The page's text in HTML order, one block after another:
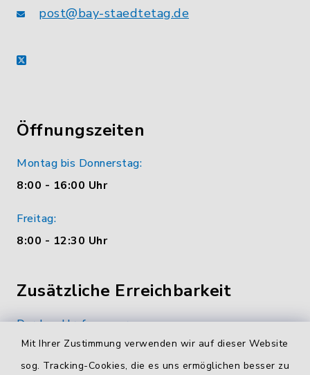
Mit Ihrer Zustimmung verwenden wir auf dieser Website
sog. Tracking-Cookies, die es uns ermöglichen besser zu
post@bay-staedtetag.de
X
Öffnungszeiten
Montag bis Donnerstag:
8:00 - 16:00 Uhr
Freitag:
8:00 - 12:30 Uhr
Zusätzliche Erreichbarkeit
Durchwahlrufnummern
Die Durchwahlrufnummern unserer Mitarbeiterinnen
und Mitarbeiter finden Siehier.